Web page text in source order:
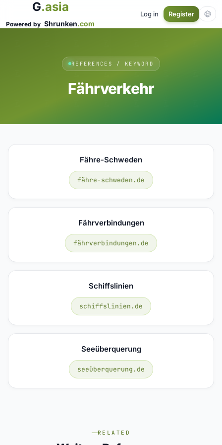
G.asia
Powered by Shrunken.com
Log in Register
REFERENCES / KEYWORD
Fährverkehr
Fähre-Schweden
fähre-schweden.de
Fährverbindungen
fährverbindungen.de
Schiffslinien
schiffslinien.de
Seeüberquerung
seeüberquerung.de
RELATED